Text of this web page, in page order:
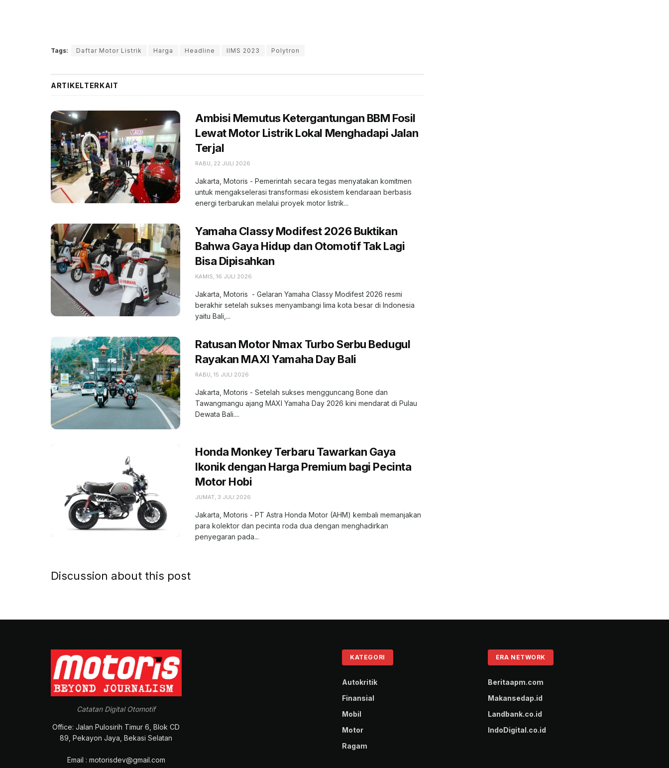
Tags: Daftar Motor Listrik Harga Headline IIMS 2023 Polytron
ARTIKELTERKAIT
Ambisi Memutus Ketergantungan BBM Fosil
Lewat Motor Listrik Lokal Menghadapi Jalan
Terjal
RABU, 22 JULI 2026
Jakarta, Motoris - Pemerintah secara tegas menyatakan komitmen
untuk mengakselerasi transformasi ekosistem kendaraan berbasis
energi terbarukan melalui proyek motor listrik...
Yamaha Classy Modifest 2026 Buktikan
Bahwa Gaya Hidup dan Otomotif Tak Lagi
Bisa Dipisahkan
KAMIS, 16 JULI 2026
Jakarta, Motoris - Gelaran Yamaha Classy Modifest 2026 resmi
berakhir setelah sukses menyambangi lima kota besar di Indonesia
yaitu Bali,...
Ratusan Motor Nmax Turbo Serbu Bedugul
Rayakan MAXI Yamaha Day Bali
RABU, 15 JULI 2026
Jakarta, Motoris - Setelah sukses mengguncang Bone dan
Tawangmangu ajang MAXI Yamaha Day 2026 kini mendarat di Pulau
Dewata Bali....
Honda Monkey Terbaru Tawarkan Gaya
Ikonik dengan Harga Premium bagi Pecinta
Motor Hobi
JUMAT, 3 JULI 2026
Jakarta, Motoris - PT Astra Honda Motor (AHM) kembali memanjakan
para kolektor dan pecinta roda dua dengan menghadirkan
penyegaran pada...
Discussion about this post
Catatan Digital Otomotif
Office: Jalan Pulosirih Timur 6, Blok CD
89, Pekayon Jaya, Bekasi Selatan
Email : motorisdev@gmail.com
KATEGORI
Autokritik
Finansial
Mobil
Motor
Ragam
ERA NETWORK
Beritaapm.com
Makansedap.id
Landbank.co.id
IndoDigital.co.id